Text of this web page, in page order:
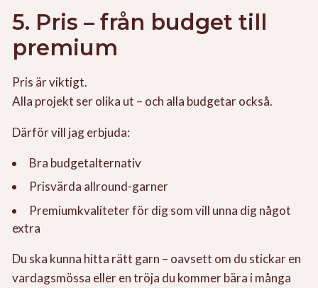
5. Pris – från budget till
premium
Pris är viktigt.
Alla projekt ser olika ut – och alla budgetar också.
Därför vill jag erbjuda:
Bra budgetalternativ
Prisvärda allround-garner
Premiumkvaliteter för dig som vill unna dig något
extra
Du ska kunna hitta rätt garn – oavsett om du stickar en
vardagsmössa eller en tröja du kommer bära i många